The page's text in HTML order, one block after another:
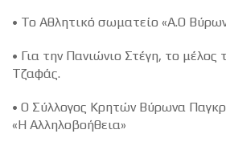
• Το Αθλητικό σωματείο «Α.Ο
• Για την Πανιώνιο Στέγη, το
Τζαφάς.
• Ο Σύλλογος Κρητών Βύρωνα
«Η Αλληλοβοήθεια»